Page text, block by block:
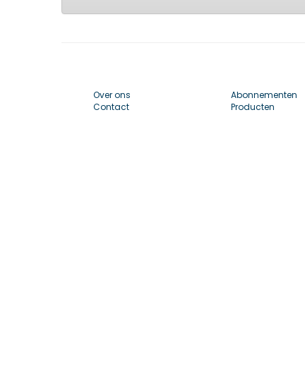
Over ons
Contact
Abonnementen
Producten